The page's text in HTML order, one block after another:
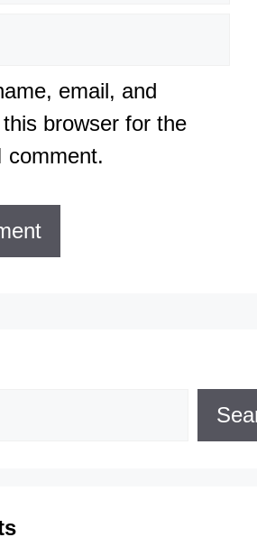
email, and
browser for the
comment.